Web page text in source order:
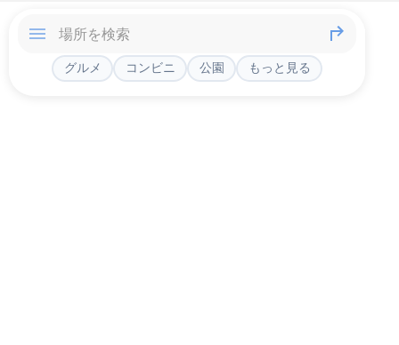
グルメ コンビニ 公園 もっと見る